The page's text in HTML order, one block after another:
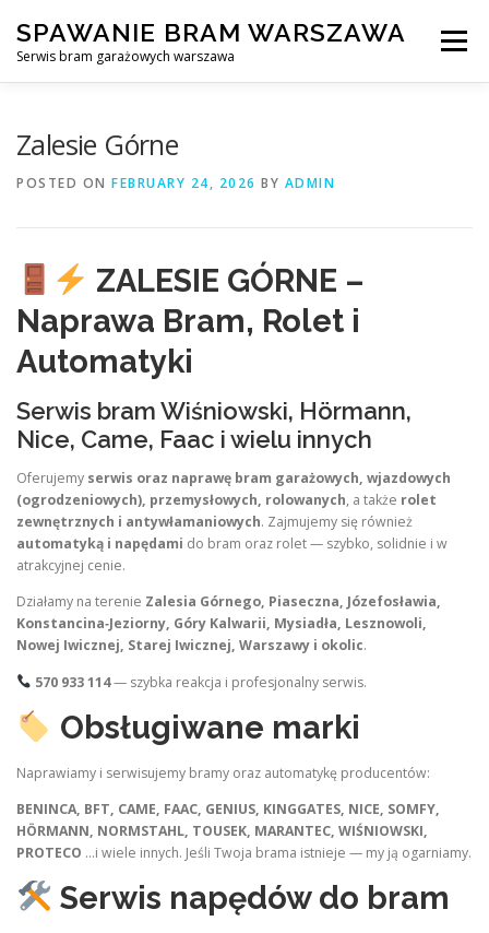
content
SPAWANIE BRAM WARSZAWA
Serwis bram garażowych warszawa
Menu
Zalesie Górne
POSTED ON FEBRUARY 24, 2026 BY ADMIN
ZALESIE GÓRNE –
Naprawa Bram, Rolet i
Automatyki
Serwis bram Wiśniowski, Hörmann,
Nice, Came, Faac i wielu innych
Oferujemy serwis oraz naprawę bram garażowych, wjazdowych
(ogrodzeniowych), przemysłowych, rolowanych, a także rolet
zewnętrznych i antywłamaniowych. Zajmujemy się również
automatyką i napędami do bram oraz rolet — szybko, solidnie i w
atrakcyjnej cenie.
Działamy na terenie Zalesia Górnego, Piaseczna, Józefosławia,
Konstancina‑Jeziorny, Góry Kalwarii, Mysiadła, Lesznowoli,
Nowej Iwicznej, Starej Iwicznej, Warszawy i okolic.
570 933 114— szybka reakcja i profesjonalny serwis.
Obsługiwane marki
Naprawiamy i serwisujemy bramy oraz automatykę producentów:
BENINCA, BFT, CAME, FAAC, GENIUS, KINGGATES, NICE, SOMFY,
HÖRMANN, NORMSTAHL, TOUSEK, MARANTEC, WIŚNIOWSKI,
PROTECO …i wiele innych. Jeśli Twoja brama istnieje — my ją ogarniamy.
Serwis napędów do bram